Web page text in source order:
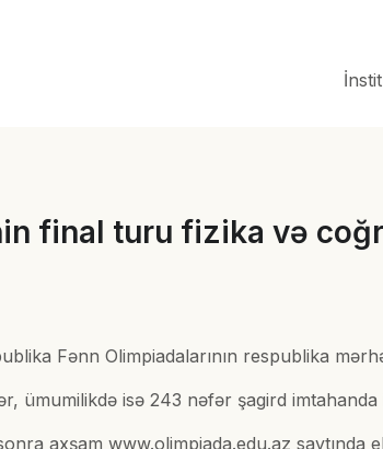
final turu fizika və
Fənn Olimpiadalarının respublika
ümumilikdə isə 243 nəfər şagird imtahanda
axşam www.olimpiada.edu.az saytında